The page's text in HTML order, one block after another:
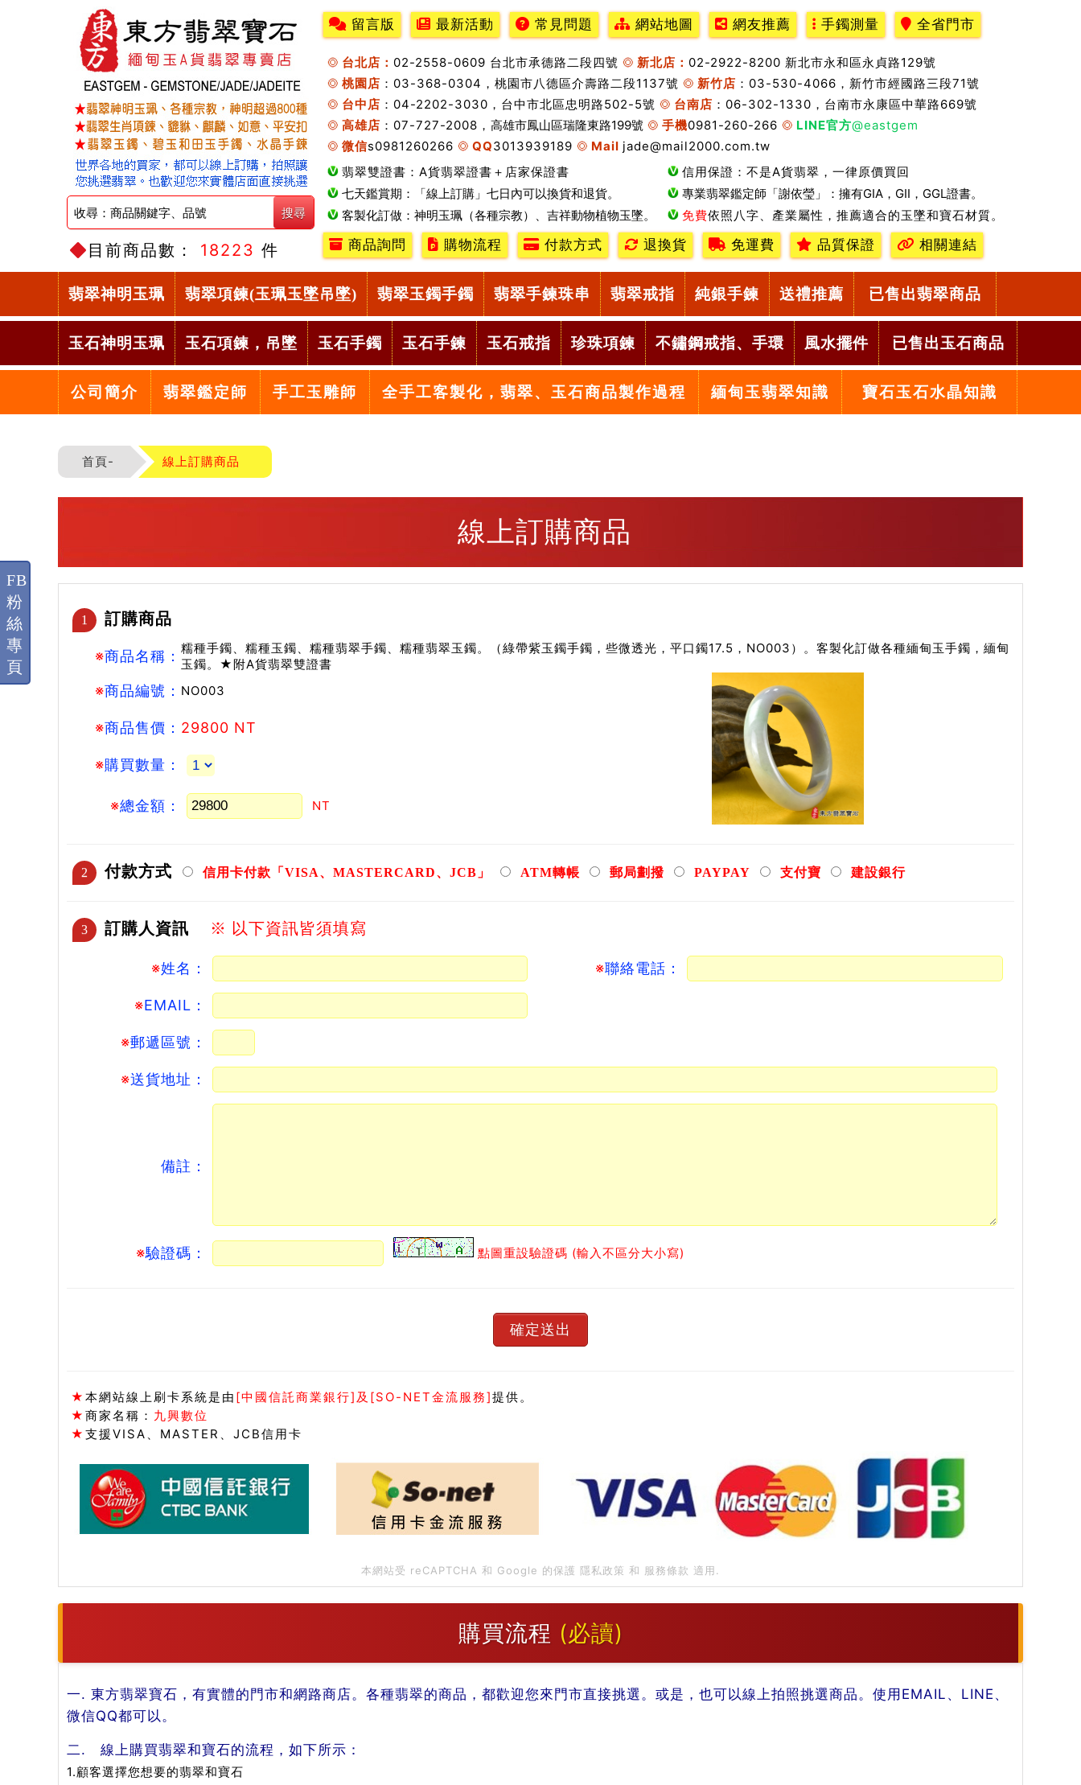
目前商品數： 18223 件
留言版 最新活動 常見問題 網站地圖 網友推薦 手鐲測量 全省門市
台北店： 02-2558-0609 台北市承德路二段四號 新北店： 02-2922-8200 新北市永和區永貞路129號
桃園店 ：03-368-0304，桃園市八德區介壽路二段1137號 新竹店 ：03-530-4066，新竹市經國路三段71號
台中店 ：04-2202-3030，台中市北區忠明路502-5號 台南店 ：06-302-1330，台南市永康區中華路669號
高雄店 ：07-727-2008， 高雄市鳳山區瑞隆東路199號 手機0981-260-266 LINE官方@eastgem
微信s0981260266 QQ3013939189 Mail jade@mail2000.com.tw
翡翠雙證書：A貨翡翠證書＋店家保證書
信用保證：不是A貨翡翠，一律原價買回
七天鑑賞期：「線上訂購」七日內可以換貨和退貨。
專業翡翠鑑定師「謝依瑩」：擁有GIA，GII，GGL證書。
客製化訂做：神明玉珮（各種宗教）、吉祥動物植物玉墜。
免費依照八字、產業屬性，推薦適合的玉墜和寶石材質。
商品詢問
購物流程 付款方式 退換貨 免運費 品質保證 相關連結
翡翠神明玉珮 翡翠項鍊(玉珮玉墜吊墜) 翡翠玉鐲手鐲 翡翠手鍊珠串 翡翠戒指 純銀手鍊 送禮推薦 已售出翡翠商品
玉石神明玉珮 玉石項鍊，吊墜 玉石手鐲 玉石手鍊 玉石戒指 珍珠項鍊 不鏽鋼戒指、手環 風水擺件 已售出玉石商品
公司簡介 翡翠鑑定師 手工玉雕師 全手工客製化，翡翠、玉石商品製作過程 緬甸玉翡翠知識 寶石玉石水晶知識
首頁- 線上訂購商品
線上訂購商品
1 訂購商品
※商品名稱： 糯種手鐲、糯種玉鐲、糯種翡翠手鐲、糯種翡翠玉鐲。（綠帶紫玉鐲手鐲，些微透光，平口鐲17.5，NO003）。客製化訂做各種緬甸玉手鐲，緬甸
玉鐲。★附A貨翡翠雙證書
※商品編號： NO003
※商品售價： 29800 NT
※購買數量：
※總金額： NT
2 付款方式 信用卡付款「VISA、MASTERCARD、JCB」 ATM轉帳 郵局劃撥 PAYPAY 支付寶 建設銀行
3 訂購人資訊 ※ 以下資訊皆須填寫
※姓名： ※聯絡電話：
※EMAIL：
※郵遞區號：
※送貨地址：
備註：
※驗證碼： 點圖重設驗證碼 (輸入不區分大小寫)
★ 本網站線上刷卡系統是由 [中國信託商業銀行]及[SO-NET金流服務]提供。
★ 商家名稱： 九興數位
★ 支援VISA、MASTER、JCB信用卡
本網站受 reCAPTCHA 和 Google 的保護 隱私政策 和 服務條款 適用.
購買流程 (必讀)
一. 東方翡翠寶石，有實體的門市和網路商店。各種翡翠的商品，都歡迎您來門市直接挑選。或是，也可以線上拍照挑選商品。使用EMAIL、LINE、
微信QQ都可以。
二. 線上購買翡翠和寶石的流程，如下所示：
1.顧客選擇您想要的翡翠和寶石
FB
粉
絲
專
頁